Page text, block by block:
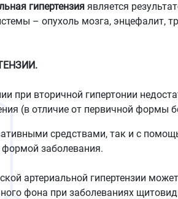
гипертензия является
– опухоль мозга, энцефалит,
при вторичной гипертонии
(в отличие от первичной формы
средствами, так и с
формой заболевания.
артериальной гипертензии
фона при заболеваниях